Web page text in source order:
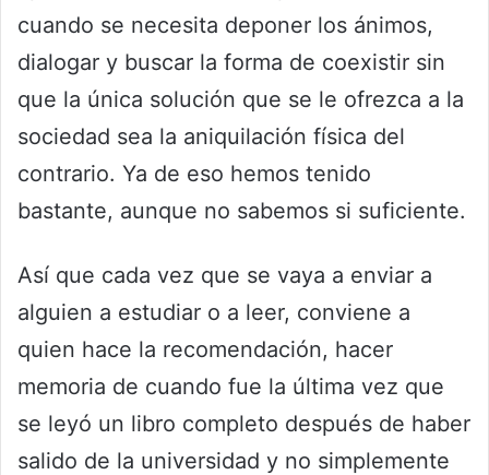
cuando se necesita deponer los ánimos,
dialogar y buscar la forma de coexistir sin
que la única solución que se le ofrezca a la
sociedad sea la aniquilación física del
contrario. Ya de eso hemos tenido
bastante, aunque no sabemos si suficiente.
Así que cada vez que se vaya a enviar a
alguien a estudiar o a leer, conviene a
quien hace la recomendación, hacer
memoria de cuando fue la última vez que
se leyó un libro completo después de haber
salido de la universidad y no simplemente